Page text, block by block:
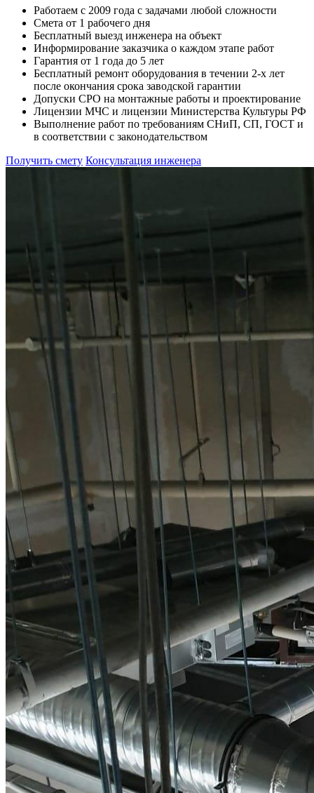
Работаем с 2009 года с задачами любой сложности
Смета от 1 рабочего дня
Бесплатный выезд инженера на объект
Информирование заказчика о каждом этапе работ
Гарантия от 1 года до 5 лет
Бесплатный ремонт оборудования в течении 2-х лет
после окончания срока заводской гарантии
Допуски СРО на монтажные работы и проектирование
Лицензии МЧС и лицензии Министерства Культуры РФ
Выполнение работ по требованиям СНиП, СП, ГОСТ и
в соответствии с законодательством
Получить смету Консультация инженера